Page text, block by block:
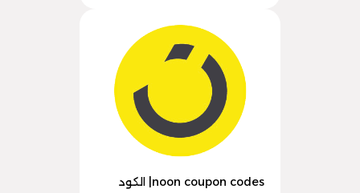
noon coupon codes| الكود